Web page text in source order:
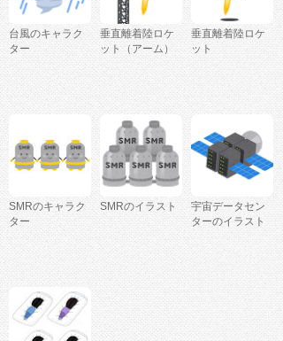
台風のキャラク
ター
垂直離着陸ロケ
ット（アーム）
垂直離着陸ロケ
ット
SMRのキャラク
ター
SMRのイラスト
宇宙データセン
ターのイラスト